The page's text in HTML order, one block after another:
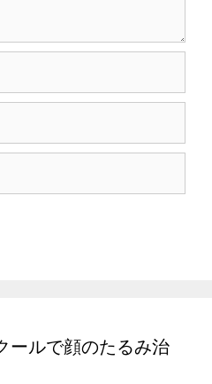
ールで顔のたるみ治